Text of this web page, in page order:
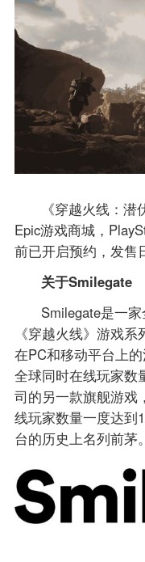
《穿越火线：潜
Epic游戏商城，
前已开启预约，发售
关于Smilegate
Smilegate是一
《穿越火线》游戏
在PC和移动平台上
全球同时在线玩家数
司的另一款旗舰游戏
线玩家数量一度达到
台的历史上名列前茅。